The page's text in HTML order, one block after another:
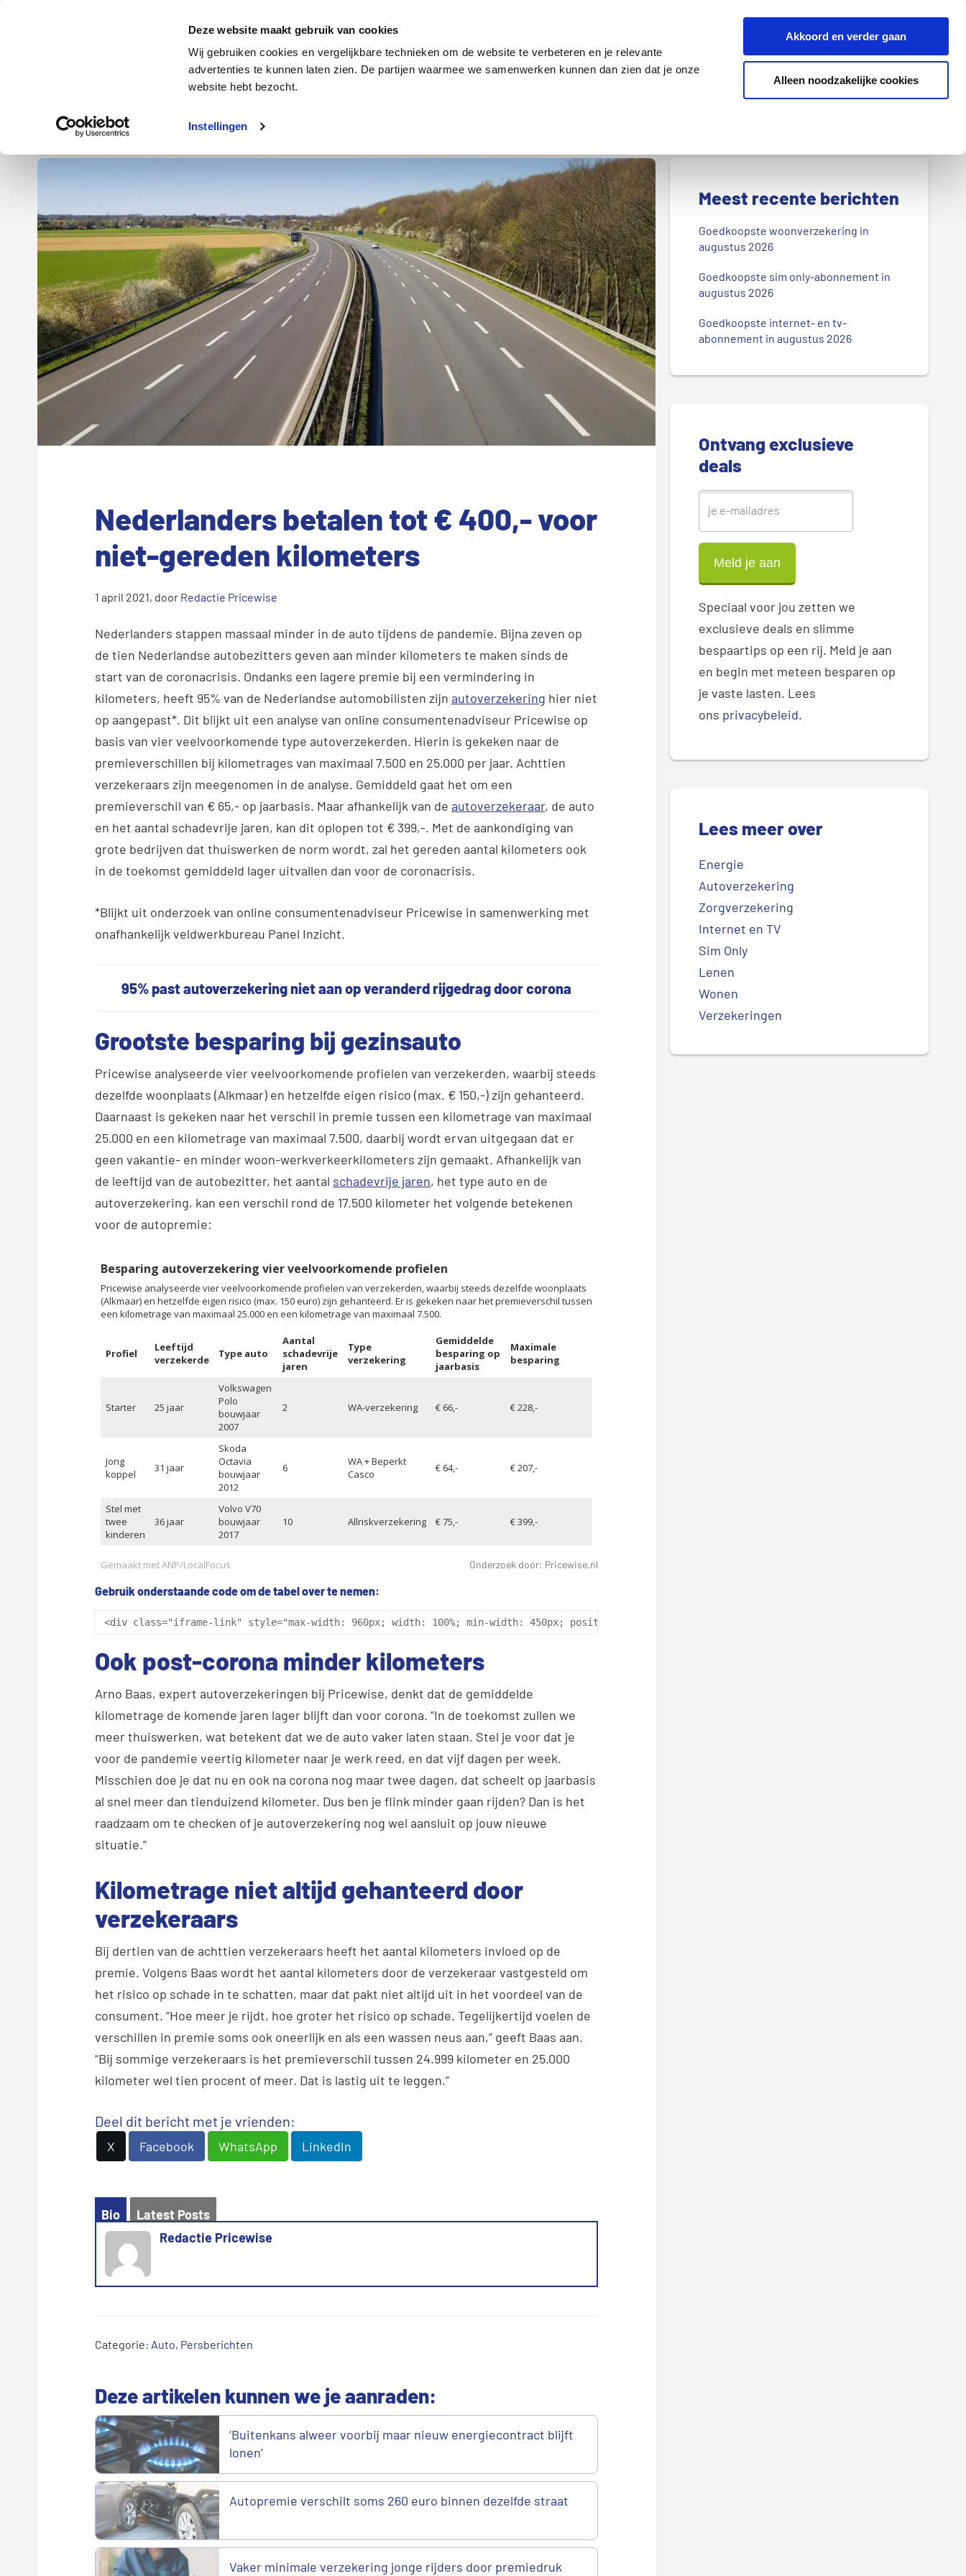
Deze website maakt gebruik van cookies
Wij gebruiken cookies en vergelijkbare technieken om de website te verbeteren en je relevante
advertenties te kunnen laten zien. De partijen waarmee we samenwerken kunnen dan zien dat je onze
website hebt bezocht.
Instellingen
Akkoord en verder gaan
Alleen noodzakelijke cookies
Energie Verzekeringen Internet en tv
Z
e
k
d
n
b
o
g
.
.
Energie Autoverzekering
Nederlanders betalen tot € 400,- voor
niet-gereden kilometers
1 april 2021, door Redactie Pricewise
Nederlanders stappen massaal minder in de auto tijdens de pandemie. Bijna zeven op
de tien Nederlandse autobezitters geven aan minder kilometers te maken sinds de
start van de coronacrisis. Ondanks een lagere premie bij een vermindering in
kilometers, heeft 95% van de Nederlandse automobilisten zijn autoverzekering hier niet
op aangepast*. Dit blijkt uit een analyse van online consumentenadviseur Pricewise op
basis van vier veelvoorkomende type autoverzekerden. Hierin is gekeken naar de
premieverschillen bij kilometrages van maximaal 7.500 en 25.000 per jaar. Achttien
verzekeraars zijn meegenomen in de analyse. Gemiddeld gaat het om een
premieverschil van € 65,- op jaarbasis. Maar afhankelijk van de autoverzekeraar, de auto
en het aantal schadevrije jaren, kan dit oplopen tot € 399,-. Met de aankondiging van
grote bedrijven dat thuiswerken de norm wordt, zal het gereden aantal kilometers ook
in de toekomst gemiddeld lager uitvallen dan voor de coronacrisis.
*Blijkt uit onderzoek van online consumentenadviseur Pricewise in samenwerking met
onafhankelijk veldwerkbureau Panel Inzicht.
95% past autoverzekering niet aan op veranderd rijgedrag door corona
Grootste besparing bij gezinsauto
Pricewise analyseerde vier veelvoorkomende profielen van verzekerden, waarbij steeds
dezelfde woonplaats (Alkmaar) en hetzelfde eigen risico (max. € 150,-) zijn gehanteerd.
Daarnaast is gekeken naar het verschil in premie tussen een kilometrage van maximaal
25.000 en een kilometrage van maximaal 7.500, daarbij wordt ervan uitgegaan dat er
geen vakantie- en minder woon-werkverkeerkilometers zijn gemaakt. Afhankelijk van
de leeftijd van de autobezitter, het aantal schadevrije jaren, het type auto en de
autoverzekering, kan een verschil rond de 17.500 kilometer het volgende betekenen
voor de autopremie:
Onderzoek door: Pricewise.nl
Gebruik onderstaande code om de tabel over te nemen:
<div class="iframe-link" style="max-width: 960px; width: 100%; min-width: 450px; position: relative;"><a style="text-decoration: none;"
Ook post-corona minder kilometers
Arno Baas, expert autoverzekeringen bij Pricewise, denkt dat de gemiddelde
kilometrage de komende jaren lager blijft dan voor corona. “In de toekomst zullen we
meer thuiswerken, wat betekent dat we de auto vaker laten staan. Stel je voor dat je
voor de pandemie veertig kilometer naar je werk reed, en dat vijf dagen per week.
Misschien doe je dat nu en ook na corona nog maar twee dagen, dat scheelt op jaarbasis
al snel meer dan tienduizend kilometer. Dus ben je flink minder gaan rijden? Dan is het
raadzaam om te checken of je autoverzekering nog wel aansluit op jouw nieuwe
situatie.”
Kilometrage niet altijd gehanteerd door
verzekeraars
Bij dertien van de achttien verzekeraars heeft het aantal kilometers invloed op de
premie. Volgens Baas wordt het aantal kilometers door de verzekeraar vastgesteld om
het risico op schade in te schatten, maar dat pakt niet altijd uit in het voordeel van de
consument. “Hoe meer je rijdt, hoe groter het risico op schade. Tegelijkertijd voelen de
verschillen in premie soms ook oneerlijk en als een wassen neus aan,” geeft Baas aan.
“Bij sommige verzekeraars is het premieverschil tussen 24.999 kilometer en 25.000
kilometer wel tien procent of meer. Dat is lastig uit te leggen.”
Deel dit bericht met je vrienden:
X Facebook WhatsApp LinkedIn
Bio
Latest Posts
Redactie Pricewise
Categorie: Auto, Persberichten
Deze artikelen kunnen we je aanraden:
‘Buitenkans alweer voorbij maar nieuw energiecontract blijft
lonen’
Autopremie verschilt soms 260 euro binnen dezelfde straat
Vaker minimale verzekering jonge rijders door premiedruk
P
e
Meest recente berichten
Goedkoopste woonverzekering in
augustus 2026
Goedkoopste sim only-abonnement in
augustus 2026
Goedkoopste internet- en tv-
abonnement in augustus 2026
Ontvang exclusieve
deals
Speciaal voor jou zetten we
exclusieve deals en slimme
bespaartips op een rij. Meld je aan
en begin met meteen besparen op
je vaste lasten. Lees
ons privacybeleid.
Lees meer over
Energie
Autoverzekering
Zorgverzekering
Internet en TV
Sim Only
Lenen
Wonen
Verzekeringen